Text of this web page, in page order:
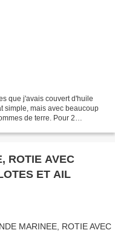
que j'avais couvert d'huile
simple, mais avec beaucoup
de terre. Pour 2
ROTIE AVEC
ET AIL